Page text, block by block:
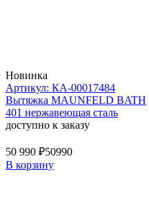
Новинка
Артикул: КА-00017484
Вытяжка MAUNFELD BATH
401 нержавеющая сталь
доступно к заказу
50 990 ₽50990
В корзину